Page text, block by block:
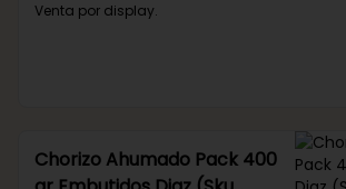
Venta por display.
Chorizo Ahumado Pack 400